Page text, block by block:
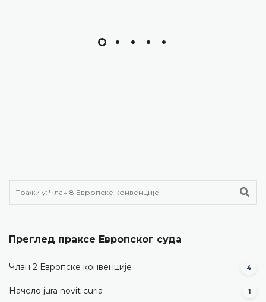
Преглед праксе Европског суда
Члан 2 Европске конвенције 4
Начело jura novit curia 1